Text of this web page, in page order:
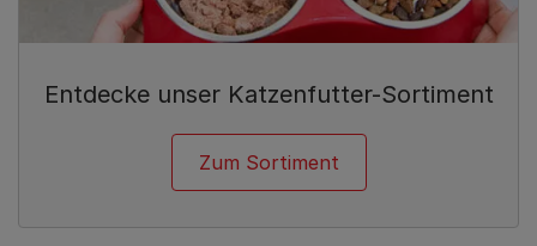
Entdecke unser Katzenfutter-Sortiment
Zum Sortiment